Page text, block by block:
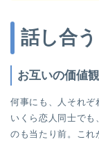
話し合
お互いの価値
何事にも、人それぞ
いくら恋人同士でも
のも当たり前。これ